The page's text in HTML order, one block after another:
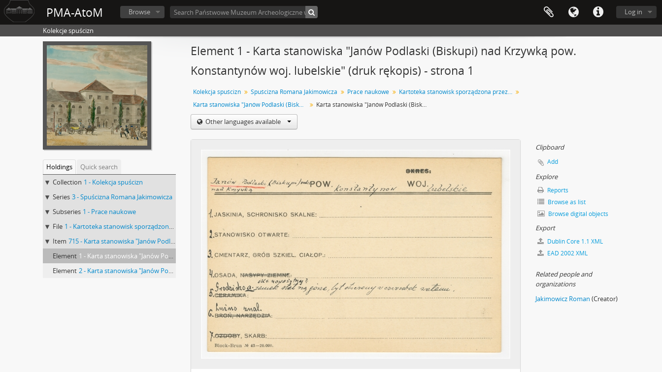
PMA-AtoM Log in
Browse
Kolekcje spuścizn
Holdings
Quick search
Collection 1 - Kolekcja spuścizn
Series 3 - Spuścizna Romana Jakimowicza
Subseries 1 - Prace naukowe
File 1 - Kartoteka stanowisk sporządzona przez Romana Jakimowicza
Item 715 - Karta stanowiska "Janów Podlaski (Biskupi) nad Krzywką pow. Konstantynów woj. lubelskie" (druk rękopis)
Element 1 - Karta stanowiska "Janów Podlaski (Biskupi) nad Krzywką pow. Konstantynów woj. lubelskie" (druk rękopis) - strona 1
Element 2 - Karta stanowiska "Janów Podlaski (Biskupi) nad Krzywką pow. Konstantynów woj. lubelskie" (druk rękopis) - strona 2
Element 1 - Karta stanowiska "Janów Podlaski (Biskupi) nad Krzywką pow.
Konstantynów woj. lubelskie" (druk rękopis) - strona 1
Kolekcja spuścizn Spuścizna Romana Jakimowicza Prace naukowe
Kartoteka stanowisk sporządzona przez Romana Jakimowicza
Karta stanowiska "Janów Podlaski (Biskupi) nad Krzywką pow. Konstantynów woj. lubelskie" (druk rękopis)
Karta stanowiska "Janów Podlaski (Biskupi) nad Krzywką pow. Konstantynów woj. lubelskie" (druk rękopis) - strona 1
Other languages available
Clipboard
Add
Explore
Reports
Browse as list
Browse digital objects
Export
Dublin Core 1.1 XML
EAD 2002 XML
Related people and
organizations
Jakimowicz Roman (Creator)